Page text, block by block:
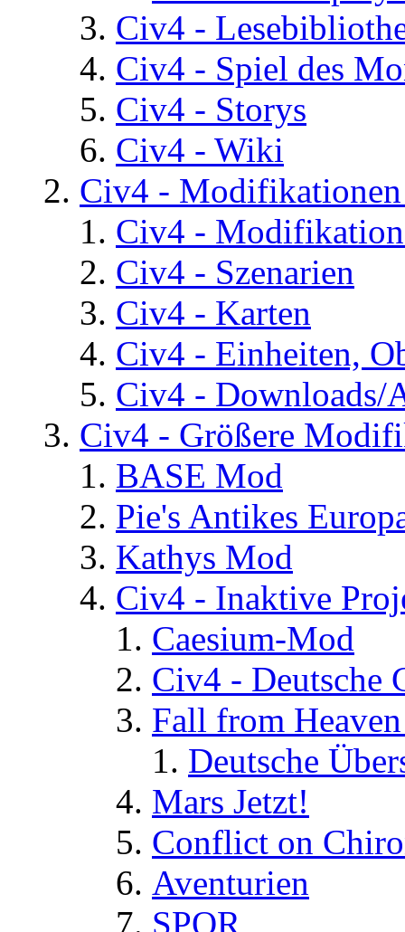
Civ4 -
Civ4 - Spiel des
Civ4 - Storys
Civ4 - Wiki
Civ4 -
Civ4 -
Civ4 - Szenarien
Civ4 - Karten
Civ4 - Einheiten,
Civ4 - Downloads/
Civ4 - Größere
BASE Mod
Pie's Antikes
Kathys Mod
Civ4 - Inaktive
Caesium-Mod
Civ4 - Deutsche
Fall from
Deutsche
Mars Jetzt!
Conflict on
Aventurien
SPQR